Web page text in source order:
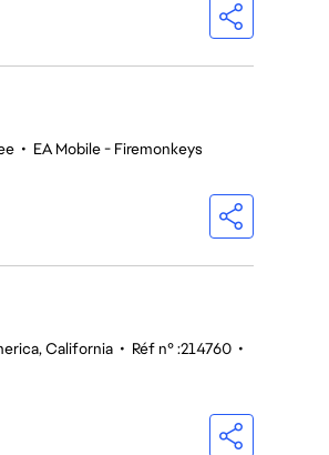
• EA Mobile - Firemonkeys
California • Réf n° :214760 •